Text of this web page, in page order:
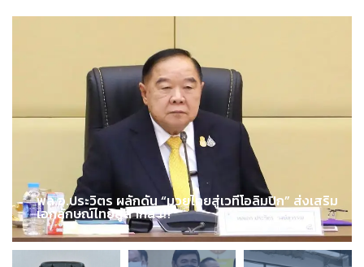
พล.อ.ประวิตร ผลักดัน “มวยไทยสู่เวทีโอลิมปิก” ส่งเสริม
เอกลักษณ์ไทยสู่สากล !!!